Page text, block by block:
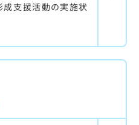
成支援活動の実施状